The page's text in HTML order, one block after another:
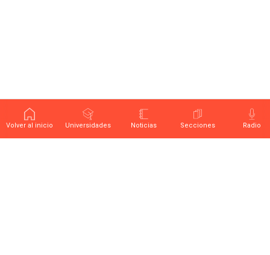
Volver al inicio Universidades Noticias Secciones Radio